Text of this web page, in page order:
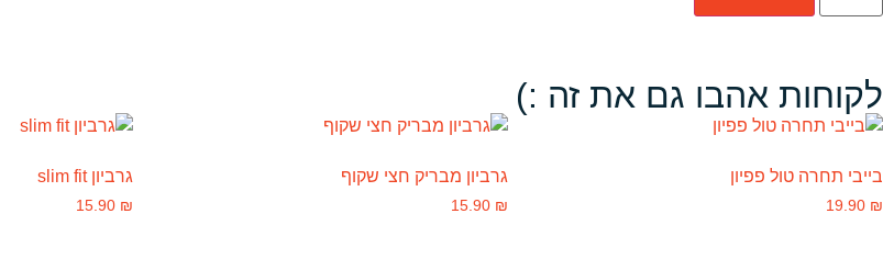
לקוחות אהבו גם את זה :)
בייבי תחרה טול פפיון
19.90 ₪
גרביון מבריק חצי שקוף
15.90 ₪
גרביון slim fit
15.90 ₪